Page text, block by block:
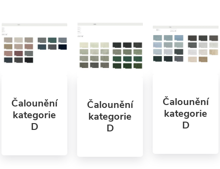
Čalounění
kategorie
D
Čalounění
kategorie
D
Čalounění
kategorie
D